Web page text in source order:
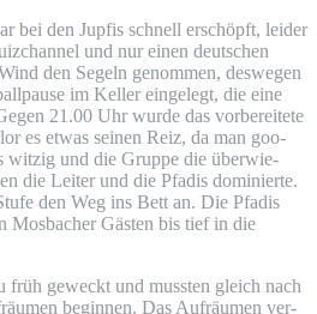
bei den Jup­fis schnell erschöpft, lei­der
und nur einen deut­schen
den Segeln genom­men, des­we­gen
im Kel­ler ein­ge­legt, die eine
21.00 Uhr wur­de das vor­be­rei­te­te
es etwas sei­nen Reiz, da man goo­
wit­zig und die Grup­pe die über­wie­
die Lei­ter und die Pfadis domi­nier­te.
den Weg ins Bett an. Die Pfadis
Mos­ba­cher Gäs­ten bis tief in die
geweckt und muss­ten gleich nach
begin­nen. Das Auf­räu­men ver­